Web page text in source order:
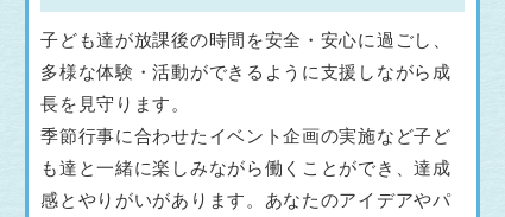
子ども達が放課後の時間を安全・安心に過ごし、
多様な体験・活動ができるように支援しながら成
長を見守ります。
季節行事に合わせたイベント企画の実施など子ど
も達と一緒に楽しみながら働くことができ、達成
感とやりがいがあります。あなたのアイデアやパ